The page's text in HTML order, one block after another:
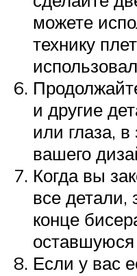
можете
технику
и другие
или глаза,
вашего
Когда вы
все детали,
конце
оставшуюся
Если у вас